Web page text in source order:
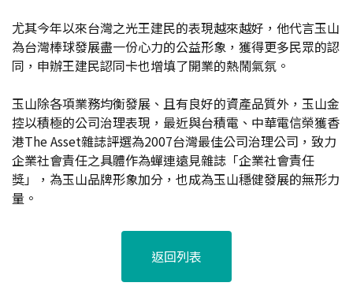
尤其今年以來台灣之光王建民的表現越來越好，他代言玉山
為台灣棒球發展盡一份心力的公益形象，獲得更多民眾的認
同，申辦王建民認同卡也增填了開業的熱鬧氣氛。
玉山除各項業務均衡發展、且有良好的資產品質外，玉山金
控以積極的公司治理表現，最近與台積電、中華電信榮獲香
港The Asset雜誌評選為2007台灣最佳公司治理公司，致力
企業社會責任之具體作為蟬連遠見雜誌「企業社會責任
獎」，為玉山品牌形象加分，也成為玉山穩健發展的無形力
量。
返回列表